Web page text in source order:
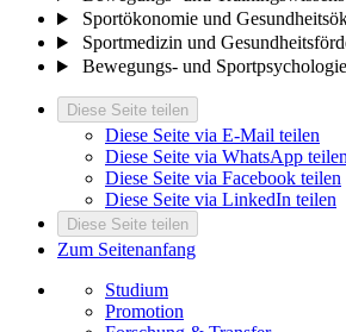
Sportökonomie und
Sportmedizin und
Bewegungs- und Sportpsychologie
Diese Seite teilen
Diese Seite via E-Mail teilen
Diese Seite via WhatsApp teilen
Diese Seite via Facebook teilen
Diese Seite via LinkedIn teilen
Diese Seite teilen
Zum Seitenanfang
Studium
Promotion